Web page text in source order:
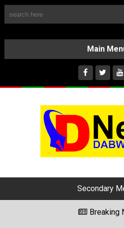
HOME
ABOUT
Secondary
Breaking